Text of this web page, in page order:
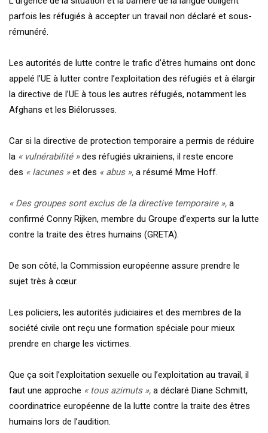
parfois les réfugiés à accepter un travail non déclaré et sous-
rémunéré.
Les autorités de lutte contre le trafic d’êtres humains ont donc
appelé l’UE à lutter contre l’exploitation des réfugiés et à élargir
la directive de l’UE à tous les autres réfugiés, notamment les
Afghans et les Biélorusses.
Car si la directive de protection temporaire a permis de réduire
la « vulnérabilité »des réfugiés ukrainiens, il reste encore
des « lacunes »et des « abus », a résumé Mme Hoff.
« Des groupes sont exclus de la directive temporaire », a
confirmé Conny Rijken, membre du Groupe d’experts sur la lutte
contre la traite des êtres humains (GRETA).
De son côté, la Commission européenne assure prendre le
sujet très à cœur.
Les policiers, les autorités judiciaires et des membres de la
société civile ont reçu une formation spéciale pour mieux
prendre en charge les victimes.
Que ça soit l’exploitation sexuelle ou l’exploitation au travail, il
faut une approche « tous azimuts », a déclaré Diane Schmitt,
coordinatrice européenne de la lutte contre la traite des êtres
humains lors de l’audition.